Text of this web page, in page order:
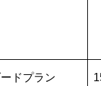
ドプラン